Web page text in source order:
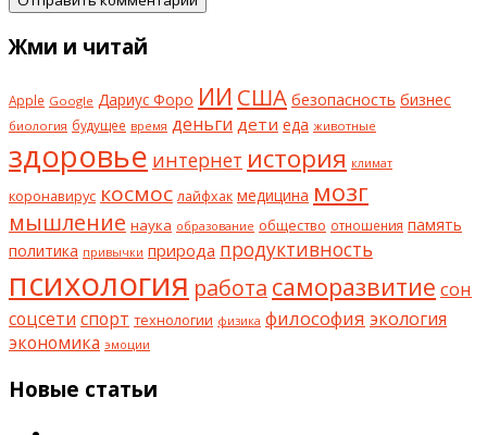
Жми и читай
Apple Google Дариус Форо ИИ США безопасность бизнес
биология будущее время деньги дети еда животные
здоровье интернет история климат
коронавирус космос лайфхак медицина мозг
мышление наука образование общество отношения память
политика привычки природа продуктивность
психология работа саморазвитие сон
соцсети спорт технологии физика философия экология
экономика эмоции
Новые статьи